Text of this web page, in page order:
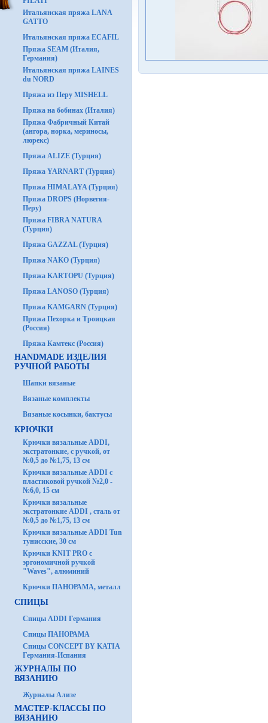
Итальянская пряжа LANA
GATTO
Итальянская пряжа ECAFIL
Пряжа SEAM (Италия,
Германия)
Итальянская пряжа LAINES
du NORD
Пряжа из Перу MISHELL
Пряжа на бобинах (Италия)
Пряжа Фабричный Китай
(ангора, норка, мериносы,
люрекс)
Пряжа ALIZE (Турция)
Пряжа YARNART (Турция)
Пряжа HIMALAYA (Турция)
Пряжа DROPS (Норвегия-
Перу)
Пряжа FIBRA NATURA
(Турция)
Пряжа GAZZAL (Турция)
Пряжа NAKO (Турция)
Пряжа KARTOPU (Турция)
Пряжа LANOSO (Турция)
Пряжа KAMGARN (Турция)
Пряжа Пехорка и Троицкая
(Россия)
Пряжа Камтекс (Россия)
HANDMADE ИЗДЕЛИЯ
РУЧНОЙ РАБОТЫ
Шапки вязаные
Вязаные комплекты
Вязаные косынки, бактусы
КРЮЧКИ
Крючки вязальные ADDI,
экстратонкие, с ручкой, от
№0,5 до №1,75, 13 см
Крючки вязальные ADDI с
пластиковой ручкой №2,0 -
№6,0, 15 см
Крючки вязальные
экстратонкие ADDI , сталь от
№0,5 до №1,75, 13 см
Крючки вязальные ADDI Tun
тунисские, 30 см
Крючки KNIT PRO с
эргономичной ручкой
"Waves", алюминий
Крючки ПАНОРАМА, металл
СПИЦЫ
Спицы ADDI Германия
Спицы ПАНОРАМА
Спицы CONCEPT BY KATIA
Германия-Испания
ЖУРНАЛЫ ПО
ВЯЗАНИЮ
Журналы Ализе
МАСТЕР-КЛАССЫ ПО
ВЯЗАНИЮ